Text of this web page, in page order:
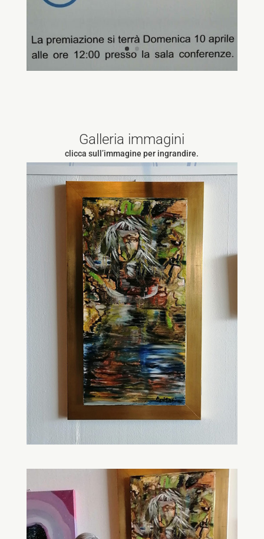
Galleria immagini
clicca sull’immagine per ingrandire.